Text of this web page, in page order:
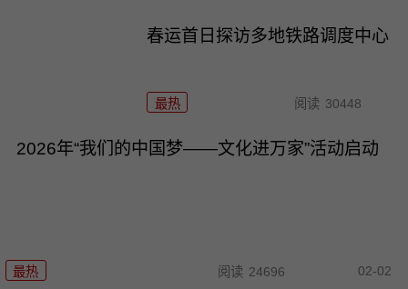
春运首日探访多地铁路调度中心
最热 阅读 30448
2026年“我们的中国梦——文化进万家”活动启动
最热 阅读 24696 02-02